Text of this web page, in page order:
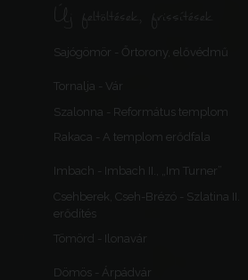
Új feltöltések, frissítések
Sajógömör - Őrtorony, elővédmű
Tornalja - Vár
Szalonna - Református templom
Rakaca - A templom erődfala
Imbach - Imbach II., „Im Turner”
Csehberek, Cseh-Brézó - Szlatina II.
erődítés
Tömörd - Ilonavár
Dömös - Árpádvár